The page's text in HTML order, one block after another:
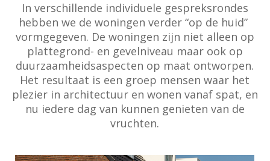
In verschillende individuele gespreksrondes
hebben we de woningen verder “op de huid”
vormgegeven. De woningen zijn niet alleen op
plattegrond- en gevelniveau maar ook op
duurzaamheidsaspecten op maat ontworpen.
Het resultaat is een groep mensen waar het
plezier in architectuur en wonen vanaf spat, en
nu iedere dag van kunnen genieten van de
vruchten.